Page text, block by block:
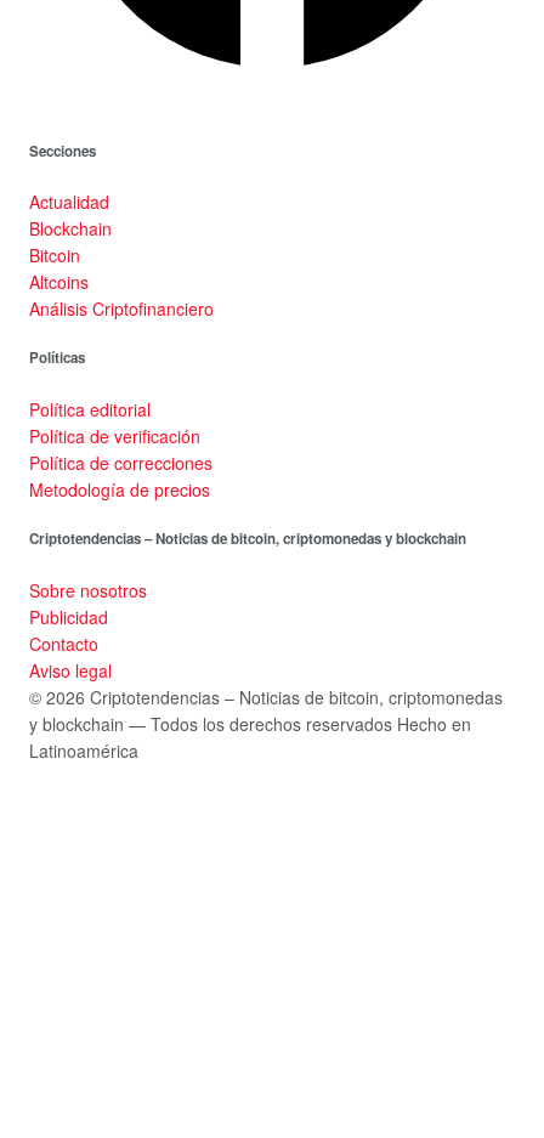
Secciones
Actualidad
Blockchain
Bitcoin
Altcoins
Análisis Criptofinanciero
Políticas
Política editorial
Política de verificación
Política de correcciones
Metodología de precios
Criptotendencias – Noticias de bitcoin, criptomonedas y blockchain
Sobre nosotros
Publicidad
Contacto
Aviso legal
© 2026 Criptotendencias – Noticias de bitcoin, criptomonedas
y blockchain — Todos los derechos reservados Hecho en
Latinoamérica